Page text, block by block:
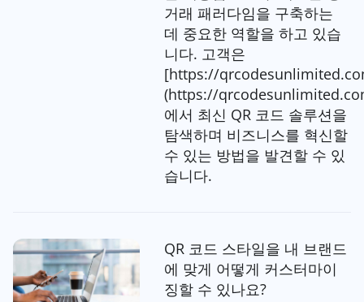
거래 패러다임을 구축하는
데 중요한 역할을 하고 있습
니다. 고객은
[https://
(https://
에서 최신 QR 코드 솔루션을
탐색하며 비즈니스를 혁신할
수 있는 방법을 발견할 수 있
습니다.
QR 코드 스타일을 내 브랜드
에 맞게 어떻게 커스터마이
징할 수 있나요?